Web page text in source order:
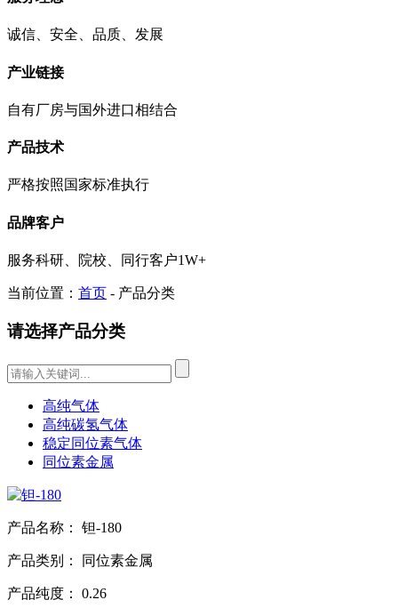
诚信、安全、品质、发展
产业链接
自有厂房与国外进口相结合
产品技术
严格按照国家标准执行
品牌客户
服务科研、院校、同行客户1W+
当前位置： 首页 - 产品分类
请选择产品分类
高纯气体
高纯碳氢气体
稳定同位素气体
同位素金属
产品名称： 钽-180
产品类别： 同位素金属
产品纯度： 0.26